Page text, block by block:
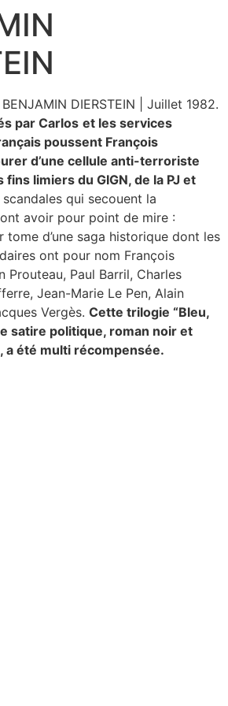
BENJAMIN DIERSTEIN | Juillet 1982.
par Carlos et les services
poussent François
d’une cellule anti-terroriste
limiers du GIGN, de la PJ et
qui secouent la
avoir pour point de mire :
tome d’une saga historique dont les
ont pour nom François
Prouteau, Paul Barril, Charles
Jean-Marie Le Pen, Alain
Vergès. Cette trilogie “Bleu,
satire politique, roman noir et
a été multi récompensée.